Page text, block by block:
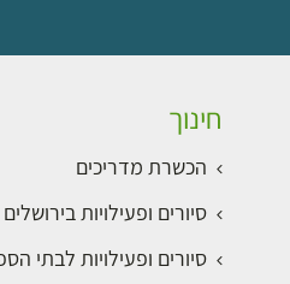
חינוך
הכשרת מדריכים
סיורים ופעילויות
סיורים ופעילויות לבתי